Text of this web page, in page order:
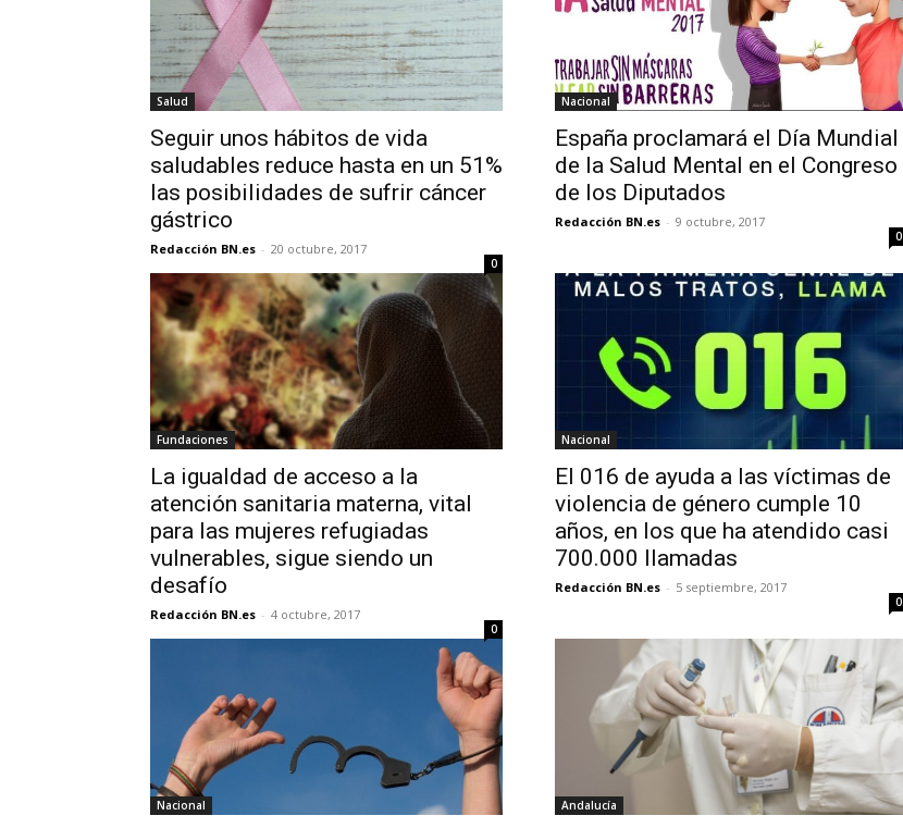
Salud
Seguir unos hábitos de vida
saludables reduce hasta en un 51%
las posibilidades de sufrir cáncer
gástrico
Redacción BN.es - 20 octubre, 2017
0
Nacional
España proclamará el Día Mundial
de la Salud Mental en el Congreso
de los Diputados
Redacción BN.es - 9 octubre, 2017
0
Fundaciones
La igualdad de acceso a la
atención sanitaria materna, vital
para las mujeres refugiadas
vulnerables, sigue siendo un
desafío
Redacción BN.es - 4 octubre, 2017
0
Nacional
El 016 de ayuda a las víctimas de
violencia de género cumple 10
años, en los que ha atendido casi
700.000 llamadas
Redacción BN.es - 5 septiembre, 2017
0
Nacional Andalucía